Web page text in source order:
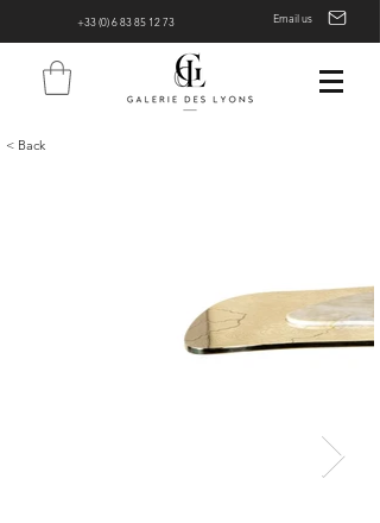
+33 (0) 6 83 85 12 73 Email us
< Back